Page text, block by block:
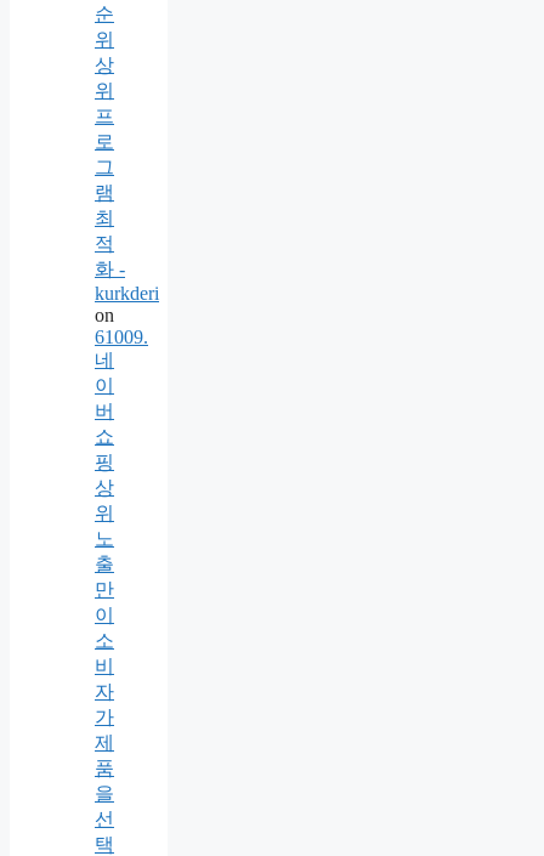
순
위
상
위
프
로
그
램
최
적
화 -
kurkderi
on
61009.
네
이
버
쇼
핑
상
위
노
출
만
이
소
비
자
가
제
품
을
선
택